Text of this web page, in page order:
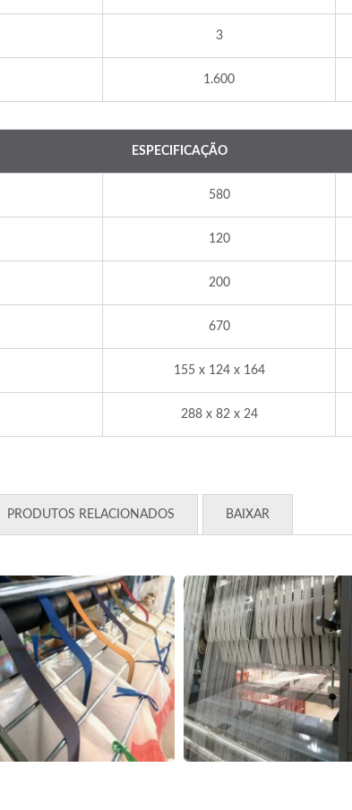
3
1.600
ESPECIFICAÇÃO
580
120
200
670
155 x 124 x 164
288 x 82 x 24
PRODUTOS RELACIONADOS BAIXAR